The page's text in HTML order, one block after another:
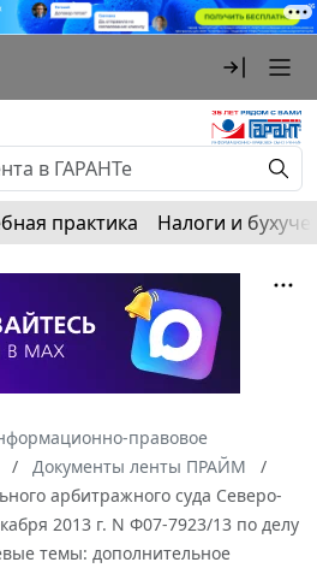
практика Налоги и
правовое
Документы ленты ПРАЙМ
арбитражного суда Северо-
2013 г. N Ф07-7923/13 по делу
темы: дополнительное